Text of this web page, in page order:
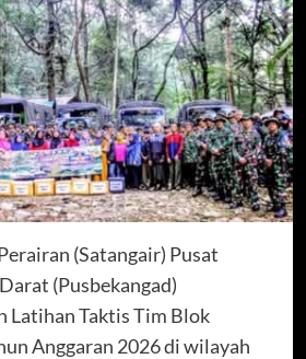
(Satangair) Pusat
(Pusbekangad)
Latihan Taktis Tim Blok
Anggaran 2026 di wilayah